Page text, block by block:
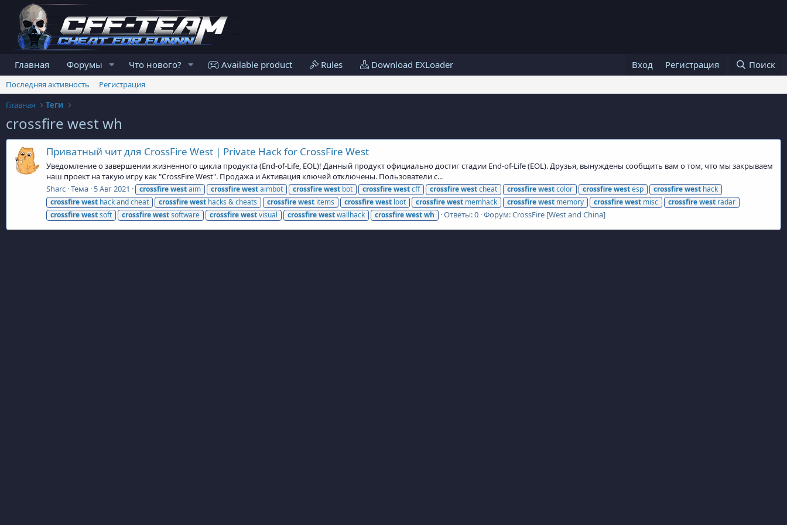
Главная Форумы Что нового? Available product Rules Download EXLoader Вход Регистрация Поиск
Последняя активность
Регистрация
Главная
Теги
crossfire west wh
Приватный чит для CrossFire West | Private Hack for CrossFire West
Уведомление о завершении жизненного цикла продукта (End-of-Life, EOL)! Данный продукт официально достиг стадии End-of-Life (EOL). Друзья, вынуждены сообщить вам о том, что мы закрываем
наш проект на такую игру как "CrossFire West". Продажа и Активация ключей отключены. Пользователи с...
Sharc Тема 5 Авг 2021 crossfirewestaim crossfirewestaimbot crossfirewest bot crossfirewestcff crossfirewestcheat crossfirewestcolor crossfirewestesp crossfirewest hack
crossfirewest hack and cheat crossfirewest hacks & cheats crossfirewest items crossfirewest loot crossfirewest memhack crossfirewest memory crossfirewest misc crossfirewest radar
crossfirewestsoft crossfirewestsoftware crossfirewestvisual crossfirewestwallhack crossfirewestwh Ответы: 0 Форум:CrossFire [West and China]